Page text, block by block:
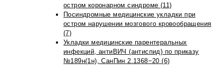
остром коронарном синдроме (11)
Посиндромные медицинские укладки при
остром нарушении мозгового кровообращения
(7)
Укладки медицинские парентеральных
инфекций, антиВИЧ (антиспид) по приказу
№189н(1н), СанПин 2.1368−20 (6)